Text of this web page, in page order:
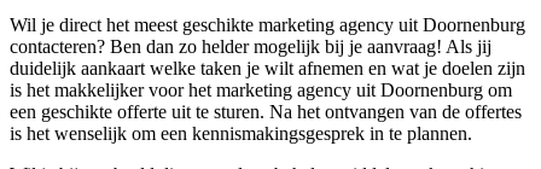
Wil je direct het meest geschikte marketing agency uit Doornenburg
contacteren? Ben dan zo helder mogelijk bij je aanvraag! Als jij
duidelijk aankaart welke taken je wilt afnemen en wat je doelen zijn
is het makkelijker voor het marketing agency uit Doornenburg om
een geschikte offerte uit te sturen. Na het ontvangen van de offertes
is het wenselijk om een kennismakingsgesprek in te plannen.